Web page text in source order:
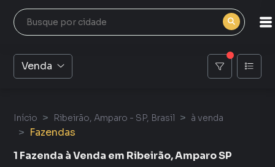
Venda
Início Ribeirão, Amparo - SP, Brasil à venda
Fazendas
1 Fazenda à Venda em Ribeirão, Amparo SP